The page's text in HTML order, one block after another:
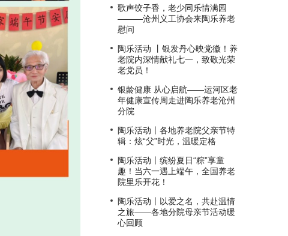
歌声饺子香，老少同乐情满园
———沧州义工协会来陶乐养老
慰问
陶乐活动 丨银发丹心映党徽！养
老院内深情献礼七一，致敬光荣
老党员！
银龄健康 从心启航——运河区老
年健康宣传周走进陶乐养老沧州
分院
陶乐活动丨各地养老院父亲节特
辑：炫“父”时光，温暖定格
陶乐活动丨缤纷夏日“粽”享童
趣！当六一遇上端午，全国养老
院里乐开花！
陶乐活动丨以爱之名，共赴温情
之旅——各地分院母亲节活动暖
心回顾